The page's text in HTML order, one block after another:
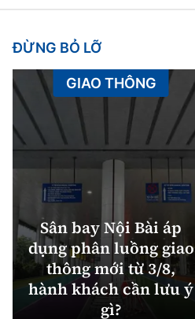
ĐỪNG BỎ LỠ
Sân bay Nội Bài áp
dụng phân luồng giao
thông mới từ 3/8,
hành khách cần lưu ý
gì?
GIAO THÔNG